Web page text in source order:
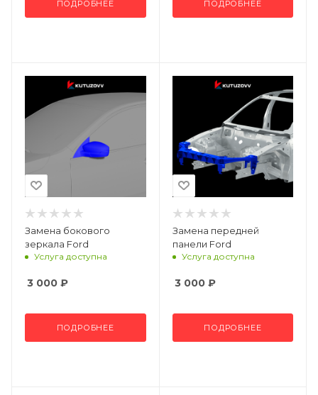
ПОДРОБНЕЕ ПОДРОБНЕЕ
Замена бокового
зеркала Ford
Услуга доступна
3 000 ₽
ПОДРОБНЕЕ
Замена передней
панели Ford
Услуга доступна
3 000₽
ПОДРОБНЕЕ